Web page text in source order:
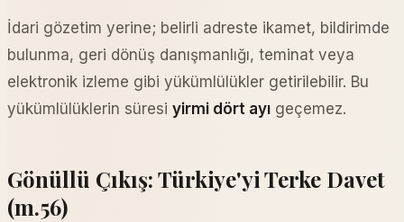
İdari gözetim yerine; belirli adreste ikamet, bildirimde
bulunma, geri dönüş danışmanlığı, teminat veya
elektronik izleme gibi yükümlülükler getirilebilir. Bu
yükümlülüklerin süresi yirmi dört ayı geçemez.
Gönüllü Çıkış: Türkiye'yi Terke Davet
(m.56)